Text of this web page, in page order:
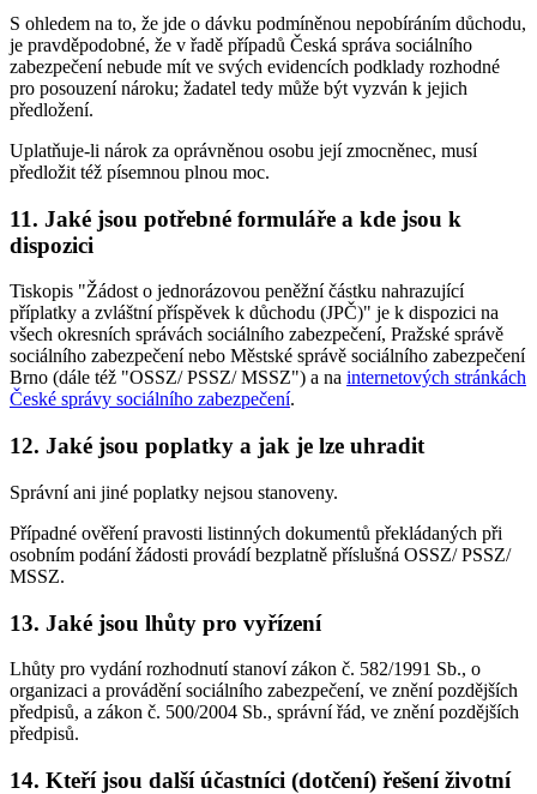
S ohledem na to, že jde o dávku podmíněnou nepobíráním důchodu,
je pravděpodobné, že v řadě případů Česká správa sociálního
zabezpečení nebude mít ve svých evidencích podklady rozhodné
pro posouzení nároku; žadatel tedy může být vyzván k jejich
předložení.
Uplatňuje-li nárok za oprávněnou osobu její zmocněnec, musí
předložit též písemnou plnou moc.
11. Jaké jsou potřebné formuláře a kde jsou k
dispozici
Tiskopis "Žádost o jednorázovou peněžní částku nahrazující
příplatky a zvláštní příspěvek k důchodu (JPČ)" je k dispozici na
všech okresních správách sociálního zabezpečení, Pražské správě
sociálního zabezpečení nebo Městské správě sociálního zabezpečení
Brno (dále též "OSSZ/ PSSZ/ MSSZ") a na internetových stránkách
České správy sociálního zabezpečení.
12. Jaké jsou poplatky a jak je lze uhradit
Správní ani jiné poplatky nejsou stanoveny.
Případné ověření pravosti listinných dokumentů překládaných při
osobním podání žádosti provádí bezplatně příslušná OSSZ/ PSSZ/
MSSZ.
13. Jaké jsou lhůty pro vyřízení
Lhůty pro vydání rozhodnutí stanoví zákon č. 582/1991 Sb., o
organizaci a provádění sociálního zabezpečení, ve znění pozdějších
předpisů, a zákon č. 500/2004 Sb., správní řád, ve znění pozdějších
předpisů.
14. Kteří jsou další účastníci (dotčení) řešení životní